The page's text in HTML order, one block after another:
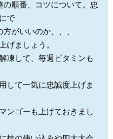
順番、コツについて。忠
で
がいいのか、、、
げましょう。
凍して、毎週ビタミンも
して一気に忠誠度上げま
ンゴーも上げておきまし